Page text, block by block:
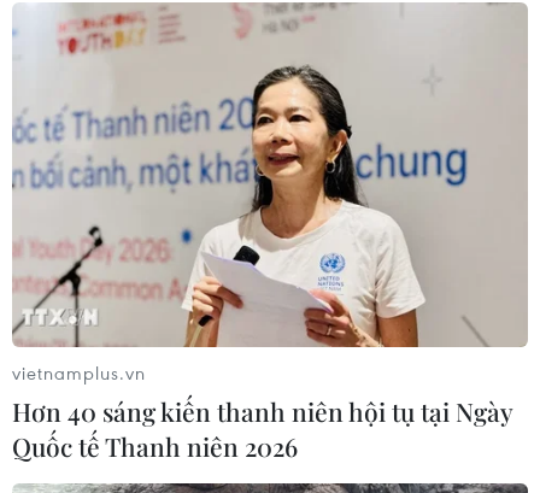
04/08/2026 12:08
Việt Nam tham dự Trại hè Khoa học
châu Á 2026 tại Hong Kong
03/08/2026 10:14
Ngày Văn hóa Việt Nam góp phần lan
tỏa bản sắc dân tộc tại Đức ​
Động đất tại Nhật Bản: Cộng đồng
vietnamplus.vn
Hơn 40 sáng kiến thanh niên hội tụ tại Ngày
Quốc tế Thanh niên 2026